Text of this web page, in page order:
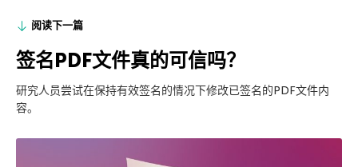
阅读下一篇
签名PDF文件真的可信吗？
研究人员尝试在保持有效签名的情况下修改已签名的PDF文件内
容。